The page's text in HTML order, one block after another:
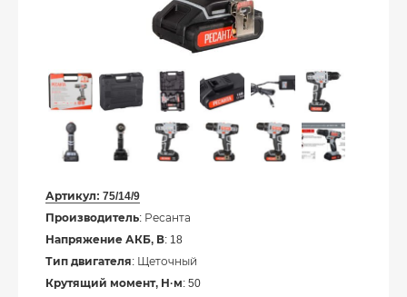
Артикул: 75/14/9
Производитель: Ресанта
Напряжение АКБ, В: 18
Тип двигателя: Щеточный
Крутящий момент, Н·м: 50